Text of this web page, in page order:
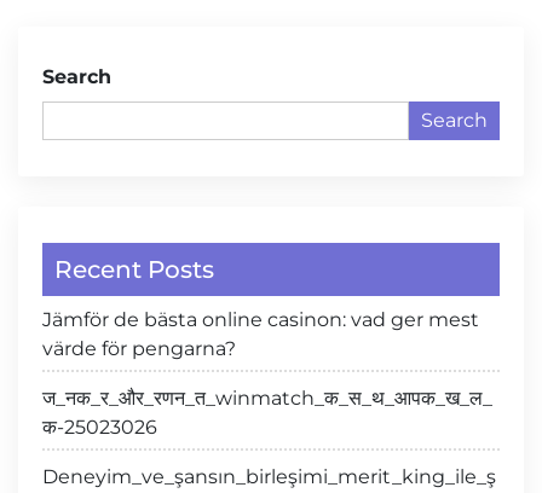
Search
Search
Recent Posts
Jämför de bästa online casinon: vad ger mest
värde för pengarna?
ज_नक_र_और_रणन_त_winmatch_क_स_थ_आपक_ख_ल_
क-25023026
Deneyim_ve_şansın_birleşimi_merit_king_ile_ş